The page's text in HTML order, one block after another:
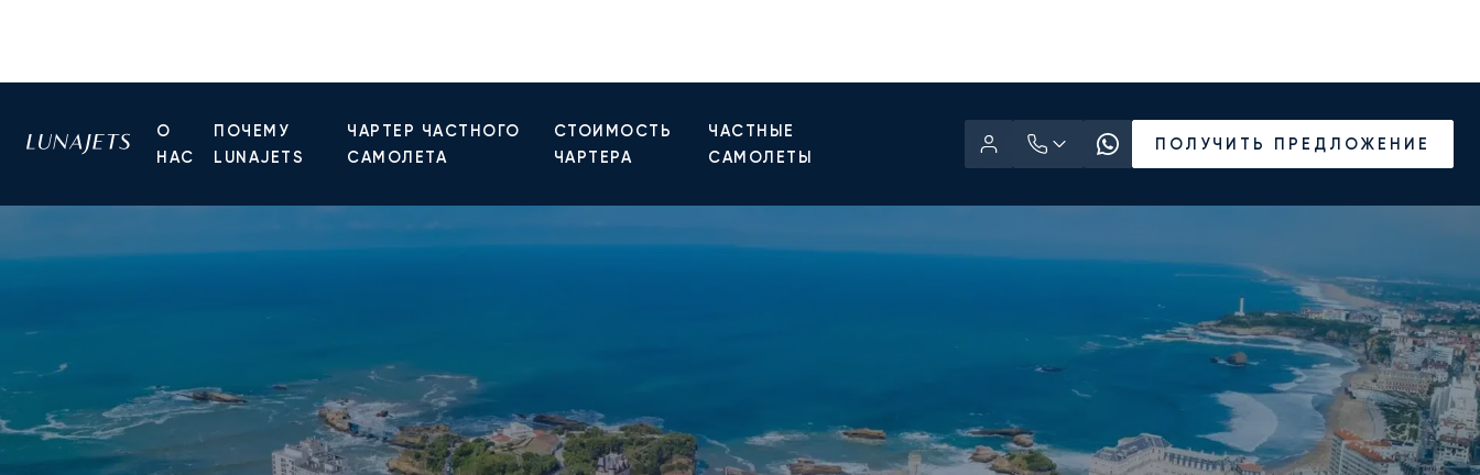
О
НАС
ПОЧЕМУ
LUNAJETS
ЧАРТЕР ЧАСТНОГО
САМОЛЕТА
СТОИМОСТЬ
ЧАРТЕРА
ЧАСТНЫЕ
САМОЛЕТЫ
ПОЛУЧИТЬ ПРЕДЛОЖЕНИЕ